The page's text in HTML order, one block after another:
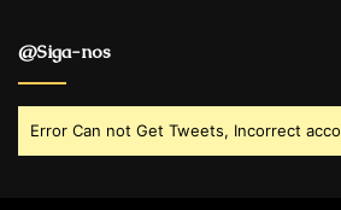
@Siga-nos
Error Can not Get Tweets, Incorrect